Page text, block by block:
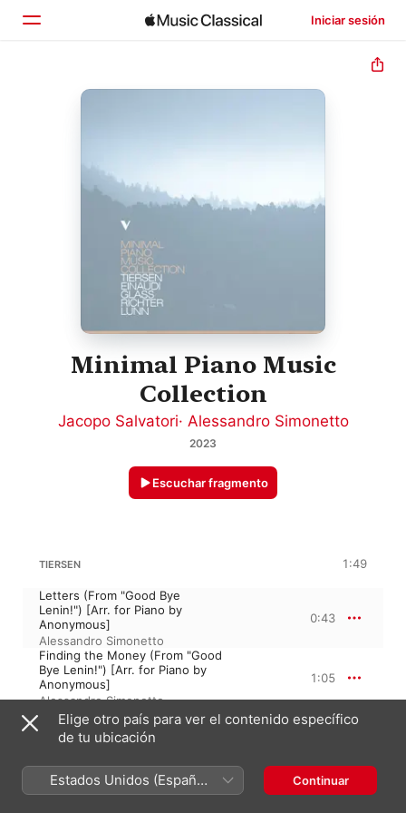
Iniciar sesión
Inicio
Minimal Piano Music
Collection
Jacopo Salvatori· Alessandro Simonetto
2023
Escuchar fragmento
TIERSEN 1:49
Letters (From "Good Bye
Lenin!") [Arr. for Piano by
Anonymous]
Alessandro Simonetto
0:43
Finding the Money (From "Good
Bye Lenin!") [Arr. for Piano by
Anonymous]
Alessandro Simonetto
1:05
LUDOVICO EINAUDI
I Giorni
4:45
Elige otro país para ver el contenido específico
de tu ubicación
Estados Unidos (Español
México)
Continuar